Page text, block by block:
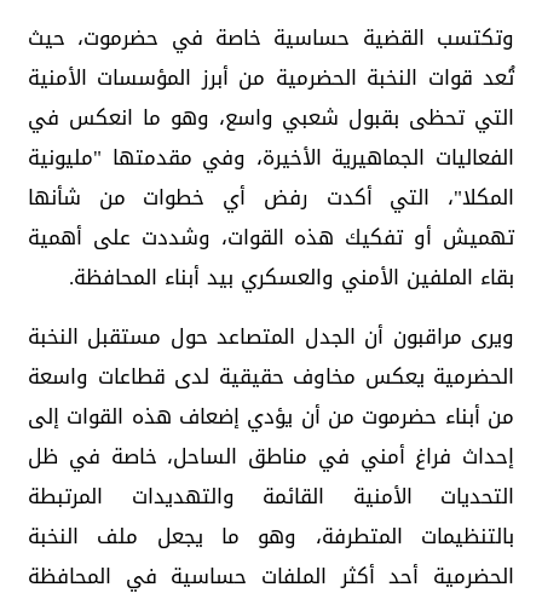
وتكتسب القضية حساسية خاصة في حضرموت، حيث
تُعد قوات النخبة الحضرمية من أبرز المؤسسات الأمنية
التي تحظى بقبول شعبي واسع، وهو ما انعكس في
الفعاليات الجماهيرية الأخيرة، وفي مقدمتها "مليونية
المكلا"، التي أكدت رفض أي خطوات من شأنها
تهميش أو تفكيك هذه القوات، وشددت على أهمية
بقاء الملفين الأمني والعسكري بيد أبناء المحافظة.
ويرى مراقبون أن الجدل المتصاعد حول مستقبل النخبة
الحضرمية يعكس مخاوف حقيقية لدى قطاعات واسعة
من أبناء حضرموت من أن يؤدي إضعاف هذه القوات إلى
إحداث فراغ أمني في مناطق الساحل، خاصة في ظل
التحديات الأمنية القائمة والتهديدات المرتبطة
بالتنظيمات المتطرفة، وهو ما يجعل ملف النخبة
الحضرمية أحد أكثر الملفات حساسية في المحافظة